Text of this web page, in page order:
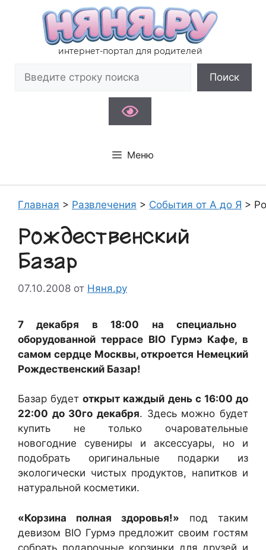
содержимому
интернет-портал для родителей
Поиск
Меню
Главная > Развлечения > События от А до Я >
Рождественский
Базар
07.10.2008 от Няня.ру
7 декабря в 18:00 на специально
оборудованной террасе BIO Гурмэ Кафе, в
самом сердце Москвы, откроется Немецкий
Рождественский Базар!
Базар будетоткрыт каждый день с 16:00 до
22:00 до 30го декабря. Здесь можно будет
купить не только очаровательные
новогодние сувениры и аксессуары, но и
подобрать оригинальные подарки из
экологически чистых продуктов, напитков и
натуральной косметики.
«Корзина полная здоровья!» под таким
девизом BIO Гурмэ предложит своим гостям
собрать подарочные корзинки для друзей и